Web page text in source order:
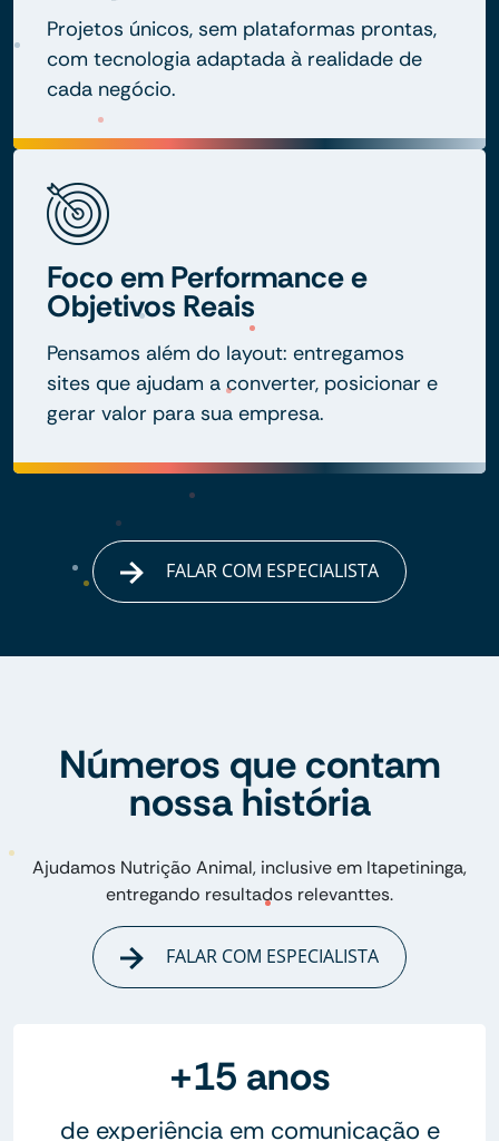
Projetos únicos, sem plataformas prontas,
com tecnologia adaptada à realidade de
cada negócio.
Foco em Performance e
Objetivos Reais
Pensamos além do layout: entregamos
sites que ajudam a converter, posicionar e
gerar valor para sua empresa.
FALAR COM ESPECIALISTA
Números que contam
nossa história
Ajudamos Nutrição Animal, inclusive em Itapetininga,
entregando resultados relevanttes.
FALAR COM ESPECIALISTA
+15 anos
de experiência em comunicação e